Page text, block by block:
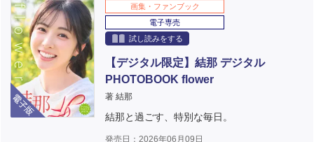
電子版
画集・ファンブック
電子専売
試し読みをする
【デジタル限定】結那 デジタル
PHOTOBOOK flower
著 結那
結那と過ごす、特別な毎日。
発売日：2026年06月09日